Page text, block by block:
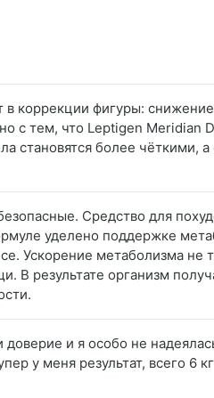
коррекции фигуры:
с тем, что Leptigen
становятся более чёткими,
Средство для
уделено поддержке
Ускорение метаболизма не
В результате организм
и я особо не
у меня результат, всего